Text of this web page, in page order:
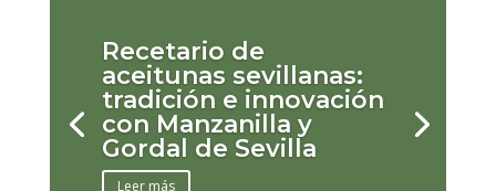
Recetario de
aceitunas sevillanas:
tradición e innovación
con Manzanilla y
Gordal de Sevilla
Leer más